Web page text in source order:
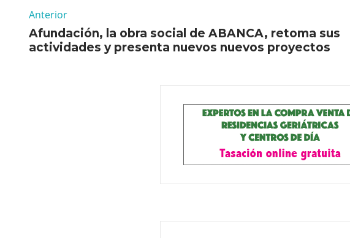
Anterior
Afundación, la obra social de ABANCA, retoma sus
actividades y presenta nuevos nuevos proyectos